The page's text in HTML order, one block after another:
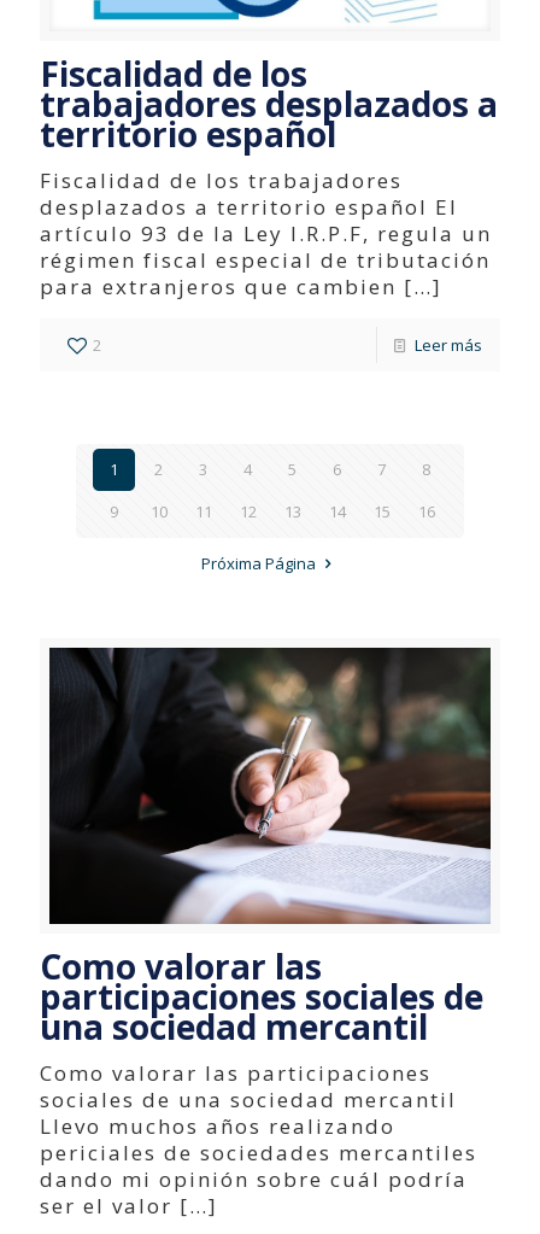
Fiscalidad de los
trabajadores desplazados a
territorio español
Fiscalidad de los trabajadores
desplazados a territorio español El
artículo 93 de la Ley I.R.P.F, regula un
régimen fiscal especial de tributación
para extranjeros que cambien […]
2 Leer más
1 2 3 4 5 6 7
8
9
10 11 12 13 14 15 16
Próxima Página
Como valorar las
participaciones sociales de
una sociedad mercantil
Como valorar las participaciones
sociales de una sociedad mercantil
Llevo muchos años realizando
periciales de sociedades mercantiles
dando mi opinión sobre cuál podría
ser el valor […]